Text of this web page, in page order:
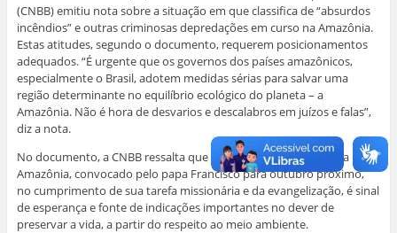
i
r
(
a
b
r
e
e
m
n
o
v
a
n
e
l
a
)
p
r
e
-
m
a
i
l
a
u
i
g
o
(
a
b
r
t
i
l
h
a
r
n
o
F
a
c
o
k
(
a
b
r
e
t
l
h
a
r
n
o
W
h
a
A
p
p
(
a
b
r
e
t
i
l
h
a
r
n
o
L
i
n
e
n
(
a
b
r
e
t
l
h
a
r
n
o
T
w
i
t
e
r
(
a
b
r
e
e
(CNBB) emitiu nota sobre a situação em que classifica de “absurdos
incêndios” e outras criminosas depredações em curso na Amazônia.
Estas atitudes, segundo o documento, requerem posicionamentos
adequados. “É urgente que os governos dos países amazônicos,
especialmente o Brasil, adotem medidas sérias para salvar uma
região determinante no equilíbrio ecológico do planeta – a
Amazônia. Não é hora de desvarios e descalabros em juízos e falas”,
diz a nota.
No documento, a CNBB ressalta que Sínodo dos Bispos sobre a
Amazônia, convocado pelo papa Francisco para outubro próximo,
no cumprimento de sua tarefa missionária e da evangelização, é sinal
de esperança e fonte de indicações importantes no dever de
preservar a vida, a partir do respeito ao meio ambiente.